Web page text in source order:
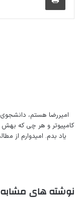
امیررضا هستم، دانشجوی
کامپیوتر و هر چی که بهش
یاد بدم. امیدوارم از
نوشته های مشابه